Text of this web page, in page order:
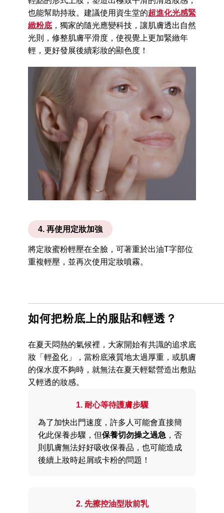
也能幫助持妝。建議使用資生堂的超進化光感緊
緻粉底 ，獨家的隨光應變科技，讓肌膚透出自然
光則，修整肌膚平滑度，使視覺上更加緊緻年
輕，更好發展後續彩妝的顯色度！
4. 再使用定妝加強
將定妝蜜粉輕壓在全臉，可著重於出油T字部位
重複輕壓，並再次使用定妝噴霧。
如何把粉底上的服貼和輕透？
在夏天悶熱的氣候裡，大家開始有共識的追求底
妝「輕盈化」，當粉底液質地太過厚重，或肌膚
的保水度不夠時，就無法在夏天輕鬆營造出敷貼
又輕透的妝感。
1. 耐心等待護膚步驟
為了加快出門速度，許多人可能會直接簡
化此保養步驟，但保養切勿操之過急 ，否
則肌膚無法好好吸收保養品，也可能造成
後續上妝時起屑或卡粉的問題！
2. 先擦控油型妝前乳